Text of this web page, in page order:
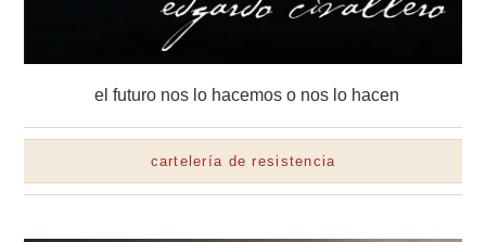
el futuro nos lo hacemos o nos lo hacen
cartelería de resistencia